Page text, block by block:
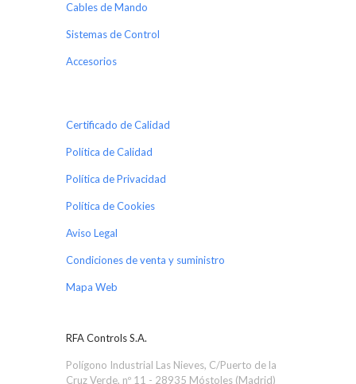
Cables de Mando
Sistemas de Control
Accesorios
Certificado de Calidad
Política de Calidad
Política de Privacidad
Política de Cookies
Aviso Legal
Condiciones de venta y suministro
Mapa Web
RFA Controls S.A.
Polígono Industrial Las Nieves, C/Puerto de la
Cruz Verde, nº 11 - 28935 Móstoles (Madrid)